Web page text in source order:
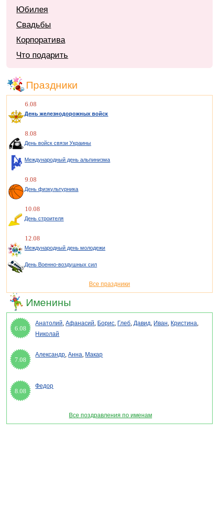
Юбилея
Свадьбы
Корпоратива
Что подарить
Праздники
6.08
День железнодорожных войск
8.08
День войск связи Украины
Международный день альпинизма
9.08
День физкультурника
10.08
День строителя
12.08
Международный день молодежи
День Военно-воздушных сил
Все праздники
Именины
6.08
Анатолий,Афанасий, Борис, Глеб,Давид, Иван, Кристина,
Николай
7.08
Александр,Анна, Макар
8.08
Федор
Все поздравления по именам